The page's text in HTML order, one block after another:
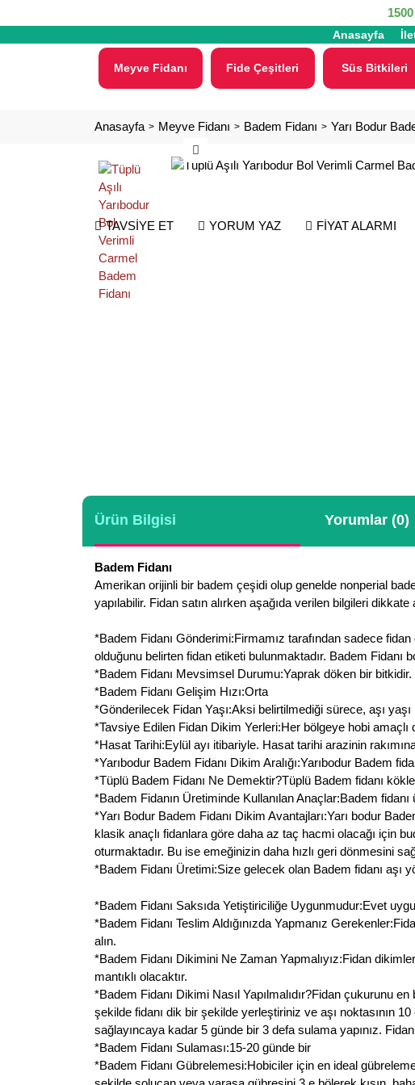
Anasayfa
Meyve Fidanı Fide Çeşitleri Süs Bitkileri
Anasayfa Meyve Fidanı Badem Fidanı Yarı Bodur
TAVSİYE ET YORUM YAZ FİYAT ALARMI
Ürün Bilgisi Yorumlar (0)
Badem Fidanı
Amerikan orijinli bir badem çeşidi olup genelde nonperial
yapılabilir. Fidan satın alırken aşağıda verilen bilgileri
*Badem Fidanı Gönderimi:Firmamız tarafından sadece
olduğunu belirten fidan etiketi bulunmaktadır. Badem Fidanı
*Badem Fidanı Mevsimsel Durumu:Yaprak döken bir bitkidir.
*Badem Fidanı Gelişim Hızı:Orta
*Gönderilecek Fidan Yaşı:Aksi belirtilmediği sürece, aşı
*Tavsiye Edilen Fidan Dikim Yerleri:Her bölgeye hobi amaçlı
*Hasat Tarihi:Eylül ayı itibariyle. Hasat tarihi arazinin
*Yarıbodur Badem Fidanı Dikim Aralığı:Yarıbodur Badem
*Tüplü Badem Fidanı Ne Demektir?Tüplü Badem fidanı
*Badem Fidanın Üretiminde Kullanılan Anaçlar:Badem
*Yarı Bodur Badem Fidanı Dikim Avantajları:Yarı bodur
klasik anaçlı fidanlara göre daha az taç hacmi olacağı için
oturmaktadır. Bu ise emeğinizin daha hızlı geri dönmesini
*Badem Fidanı Üretimi:Size gelecek olan Badem fidanı aşı
*Badem Fidanı Saksıda Yetiştiriciliğe Uygunmudur:Evet
*Badem Fidanı Teslim Aldığınızda Yapmanız
alın.
*Badem Fidanı Dikimini Ne Zaman Yapmalıyız:Fidan
mantıklı olacaktır.
*Badem Fidanı Dikimi Nasıl Yapılmalıdır?Fidan çukurunu
şekilde fidanı dik bir şekilde yerleştiriniz ve aşı noktasının
sağlayıncaya kadar 5 günde bir 3 defa sulama yapınız.
*Badem Fidanı Sulaması:15-20 günde bir
*Badem Fidanı Gübrelemesi:Hobiciler için en ideal